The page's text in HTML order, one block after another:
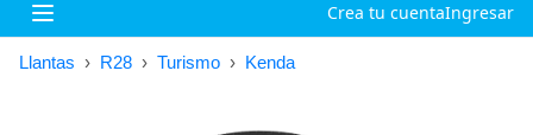
Open main menu Crea tu cuentaIngresar
Llantas › R28 › Turismo › Kenda